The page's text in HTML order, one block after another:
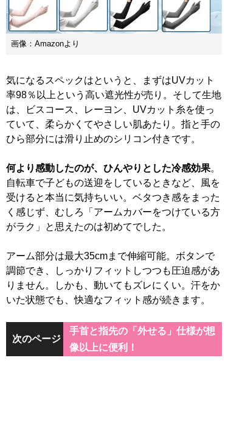
画像：Amazonより
気になるスペックはというと、まずはUVカット
率98％以上という高い遮光性が売り。そして生地
は、ビスコース、レーヨン、UVカット糸を使っ
ていて、柔らかくてやさしい肌あたり。指と手の
ひら部分には滑り止めのシリコン付きです。
何より感動したのが、ひんやりとした冷感効果。
自転車で子どもの送迎をしているときなど、風を
受けると本当に気持ちいい。ベタつき感をまった
く感じず、むしろ「アームカバーをつけている方
がラク」と思えたのは初めてでした。
アーム部分は最大35cmまで伸縮可能。ボタンで
調節でき、しっかりフィットしつつも圧迫感があ
りません。しかも、動いてもズレにくい。汗をか
いた状態でも、快適なフィット感が続きます。
次のページ
手首と指先の「外せる」仕様が想
像以上に便利！